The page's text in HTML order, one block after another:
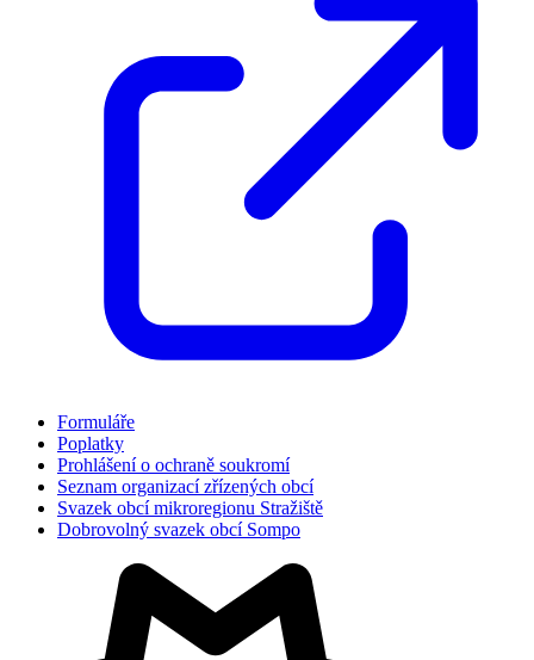
Formuláře
Poplatky
Prohlášení o ochraně soukromí
Seznam organizací zřízených obcí
Svazek obcí mikroregionu Stražiště
Dobrovolný svazek obcí Sompo